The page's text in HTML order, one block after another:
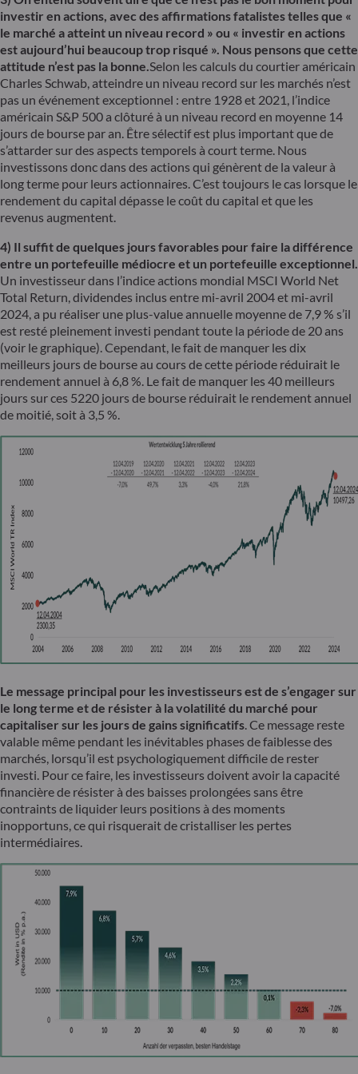
investir en actions, avec des affirmations fatalistes telles que «
le marché a atteint un niveau record » ou « investir en actions
est aujourd’hui beaucoup trop risqué ». Nous pensons que cette
attitude n’est pas la bonne.Selon les calculs du courtier américain
Charles Schwab, atteindre un niveau record sur les marchés n’est
pas un événement exceptionnel : entre 1928 et 2021, l’indice
américain S&P 500 a clôturé à un niveau record en moyenne 14
jours de bourse par an. Être sélectif est plus important que de
s’attarder sur des aspects temporels à court terme. Nous
investissons donc dans des actions qui génèrent de la valeur à
long terme pour leurs actionnaires. C’est toujours le cas lorsque le
rendement du capital dépasse le coût du capital et que les
revenus augmentent.
4) Il suffit de quelques jours favorables pour faire la différence
entre un portefeuille médiocre et un portefeuille exceptionnel.
Un investisseur dans l’indice actions mondial MSCI World Net
Total Return, dividendes inclus entre mi-avril 2004 et mi-avril
2024, a pu réaliser une plus-value annuelle moyenne de 7,9 % s’il
est resté pleinement investi pendant toute la période de 20 ans
(voir le graphique). Cependant, le fait de manquer les dix
meilleurs jours de bourse au cours de cette période réduirait le
rendement annuel à 6,8 %. Le fait de manquer les 40 meilleurs
jours sur ces 5220 jours de bourse réduirait le rendement annuel
de moitié, soit à 3,5 %.
Le message principal pour les investisseurs est de s’engager sur
le long terme et de résister à la volatilité du marché pour
capitaliser sur les jours de gains significatifs . Ce message reste
valable même pendant les inévitables phases de faiblesse des
marchés, lorsqu’il est psychologiquement difficile de rester
investi. Pour ce faire, les investisseurs doivent avoir la capacité
financière de résister à des baisses prolongées sans être
contraints de liquider leurs positions à des moments
inopportuns, ce qui risquerait de cristalliser les pertes
intermédiaires.